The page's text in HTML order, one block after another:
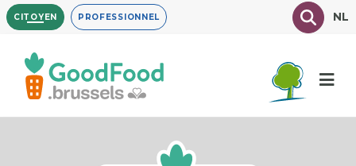
Aller
au
contenu
principal
CITOYEN PROFESSIONNEL TexteNL